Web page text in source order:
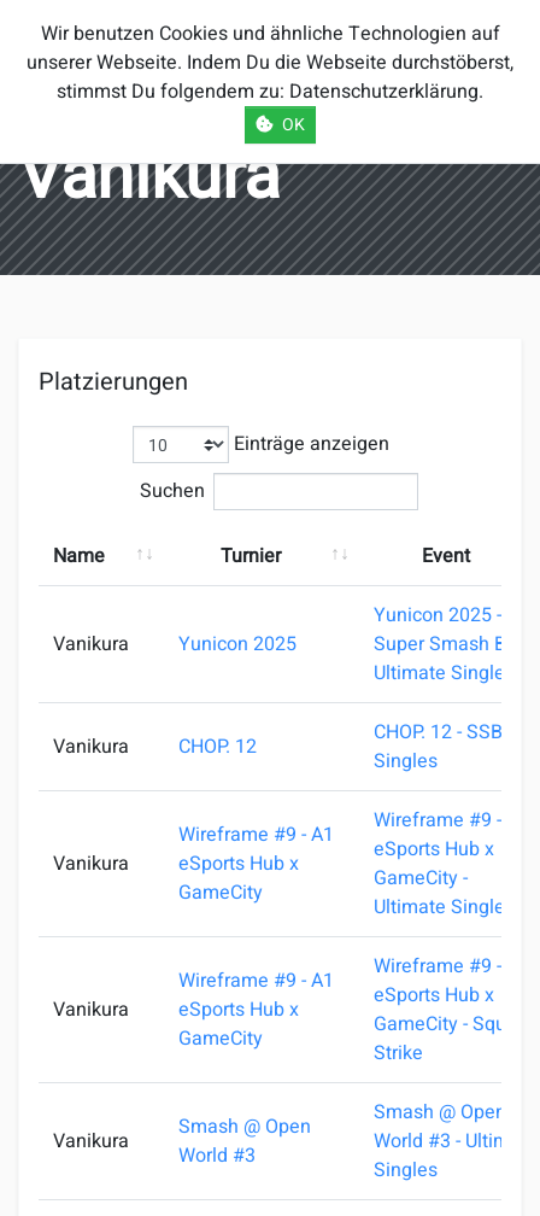
Smash Brothers
Österreich
Vanikura
Platzierungen
Einträge anzeigen
Suchen
Name Turnier Event
Vanikura Yunicon 2025
Yunicon 2025 -
Super Smash Bros.
Ultimate Singles
Vanikura CHOP. 12
CHOP. 12 - SSBU
Singles
Vanikura
Wireframe #9 - A1
eSports Hub x
GameCity
Wireframe #9 - A1
eSports Hub x
GameCity -
Ultimate Singles
Vanikura
Wireframe #9 - A1
eSports Hub x
GameCity
Wireframe #9 - A1
eSports Hub x
GameCity - Squad
Strike
Vanikura
Smash @ Open
World #3
Smash @ Open
World #3 - Ultimate
Singles
Wir benutzen Cookies und ähnliche Technologien auf
unserer Webseite. Indem Du die Webseite durchstöberst,
stimmst Du folgendem zu: Datenschutzerklärung.
OK